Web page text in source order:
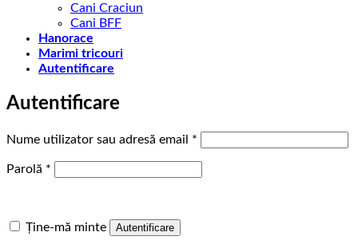
Cani Craciun
Cani BFF
Hanorace
Marimi tricouri
Autentificare
Autentificare
Nume utilizator sau adresă email *
Parolă *
Ține-mă minte Autentificare